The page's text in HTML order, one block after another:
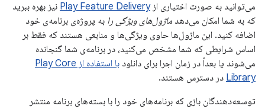
می‌توانید به صورت اختیاری ازPlay Feature Delivery نیز بهره ببرید
که به شما امکان می‌دهد ماژول‌های ویژگی را به پروژه‌ی برنامه‌ی خود
اضافه کنید. این ماژول‌ها حاوی ویژگی‌ها و منابعی هستند که فقط بر
اساس شرایطی که شما مشخص می‌کنید، در برنامه‌ی شما گنجانده
می‌شوند یا بعداً در زمان اجرا برای دانلود
با استفاده از Play Core
Library در دسترس هستند.
توسعه‌دهندگان بازی که برنامه‌های خود را با بسته‌های برنامه منتشر